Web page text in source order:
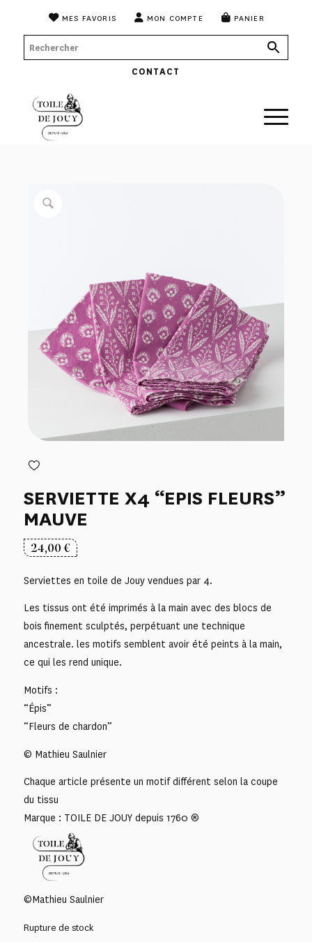
MES FAVORIS MON COMPTE PANIER
CONTACT
SERVIETTE X4 “EPIS FLEURS”
MAUVE
24,00€
Serviettes en toile de Jouy vendues par 4.
Les tissus ont été imprimés à la main avec des blocs de
bois finement sculptés, perpétuant une technique
ancestrale. les motifs semblent avoir été peints à la main,
ce qui les rend unique.
Motifs :
“Épis”
“Fleurs de chardon”
© Mathieu Saulnier
Chaque article présente un motif différent selon la coupe
du tissu
Marque : TOILE DE JOUY depuis 1760 ®
©Mathieu Saulnier
Rupture de stock